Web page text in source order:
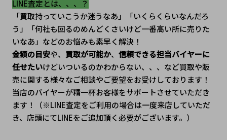
LINE査定とは、、、？
「買取持っていこうか迷うなあ」「いくらくらいなんだろ
う」「何社も回るのめんどくさいけど一番高い所に売りた
いなあ」などのお悩みも素早く解決！
金額の目安や、 買取が可能か、 信頼できる担当バイヤーに
任せたいけどいついるのかわからない、、、など買取や販
売に関する様々なご相談やご要望をお受けしております！
当店のバイヤーが精一杯お客様をサポートさせていただき
ます！（※LINE査定をご利用の場合は一度来店していただ
き、店頭にてLINEをご追加頂く必要がございます。）